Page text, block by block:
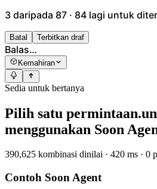
3 daripada 87 · 84 lagi untuk
Batal Terbitkan draf
Balas…
Kemahiran
Sedia untuk bertanya
Pilih satu permintaan.
menggunakan Soon
390,625 kombinasi dinilai · 420 ms · 0
Contoh Soon Agent